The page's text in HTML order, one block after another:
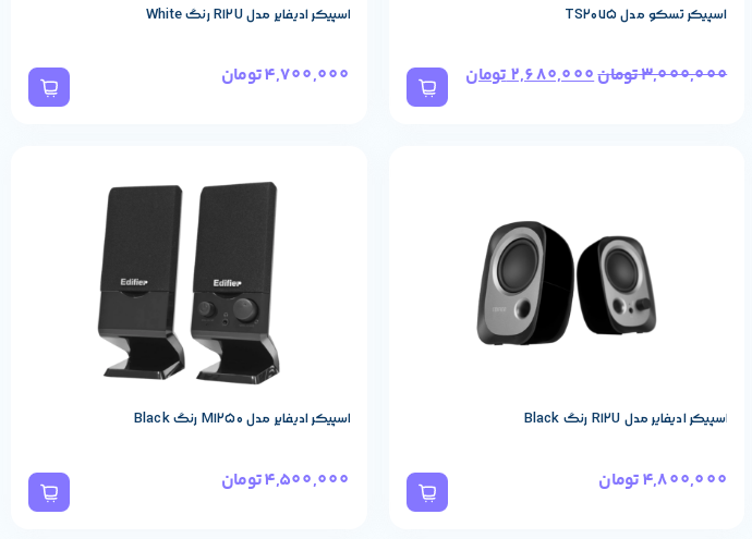
اسپیکر تسکو مدل TS2075
3,000,000تومان2,680,000تومان
اسپیکر ادیفایر مدل R12U رنگ White
4,700,000تومان
اسپیکر ادیفایر مدل R12U رنگ Black
4,800,000تومان
اسپیکر ادیفایر مدل M1250 رنگ Black
4,500,000تومان
مشخصات پایه محصول